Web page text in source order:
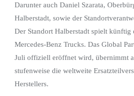
Darunter auch Daniel Szarata,
Halberstadt, sowie der
Der Standort Halberstadt spielt
Mercedes-Benz Trucks. Das Global
Juli offiziell eröffnet wird, übernimmt
stufenweise die weltweite
Herstellers.